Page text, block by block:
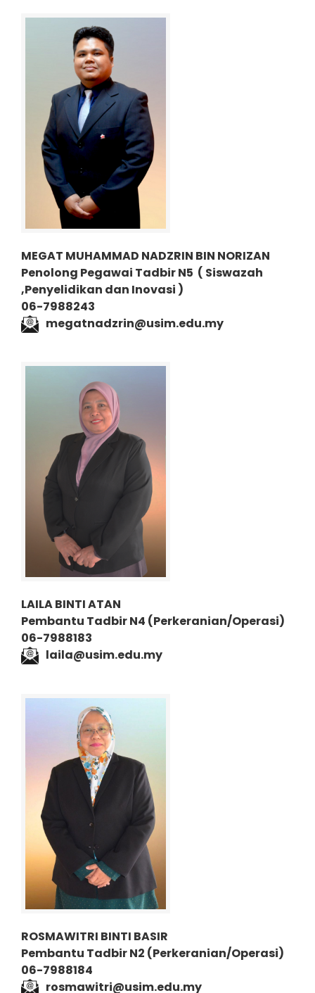
MEGAT MUHAMMAD NADZRIN BIN NORIZAN
Penolong Pegawai Tadbir N5 ( Siswazah
,Penyelidikan dan Inovasi )
06-7988243
megatnadzrin@usim.edu.my
LAILA BINTI ATAN
Pembantu Tadbir N4 (Perkeranian/Operasi)
06-7988183
laila@usim.edu.my
ROSMAWITRI BINTI BASIR
Pembantu Tadbir N2 (Perkeranian/Operasi)
06-7988184
rosmawitri@usim.edu.my